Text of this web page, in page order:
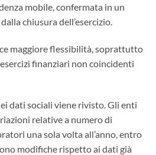
mobile, confermata in un
chiusura dell’esercizio.
maggiore flessibilità, soprattutto
finanziari non coincidenti
dati sociali viene rivisto. Gli enti
relative a numero di
una sola volta all’anno, entro
modifiche rispetto ai dati già